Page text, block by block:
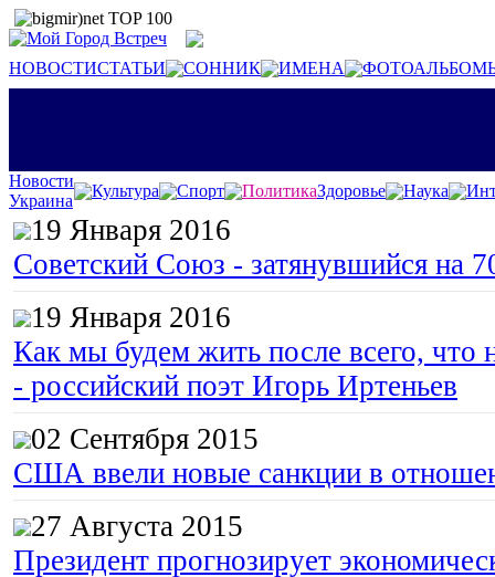
НОВОСТИСТАТЬИ СОННИК ИМЕНА
Новости
Украина
Культура Спорт ПолитикаЗдоровье Наука
19 Января 2016
Советский Союз - затянувшийся на
19 Января 2016
Как мы будем жить после всего, что
- российский поэт Игорь Иртеньев
02 Сентября 2015
США ввели новые санкции в
27 Августа 2015
Президент прогнозирует